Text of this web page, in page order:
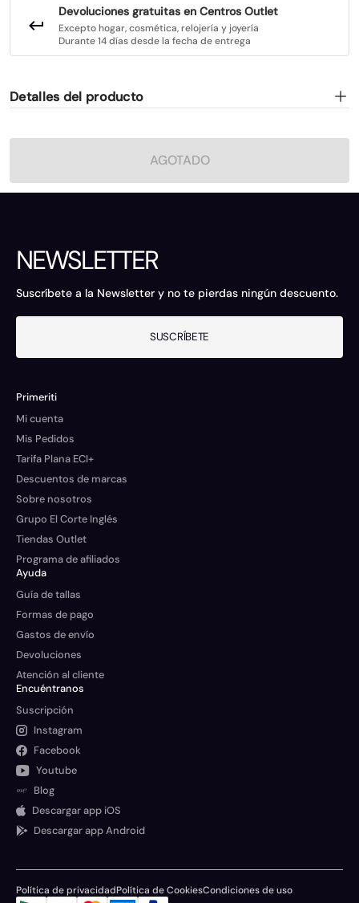
Devoluciones gratuitas en Centros Outlet
Excepto hogar, cosmética, relojería y joyería
Durante 14 días desde la fecha de entrega
Detalles del producto
AGOTADO
NEWSLETTER
Suscríbete a la Newsletter y no te pierdas ningún descuento.
SUSCRÍBETE
Primeriti
Mi cuenta
Mis Pedidos
Tarifa Plana ECI+
Descuentos de marcas
Sobre nosotros
Grupo El Corte Inglés
Tiendas Outlet
Programa de afiliados
Ayuda
Guía de tallas
Formas de pago
Gastos de envío
Devoluciones
Atención al cliente
Encuéntranos
Suscripción
Instagram
Facebook
Youtube
Blog
Descargar app iOS
Descargar app Android
Política de privacidadPolítica de CookiesCondiciones de uso